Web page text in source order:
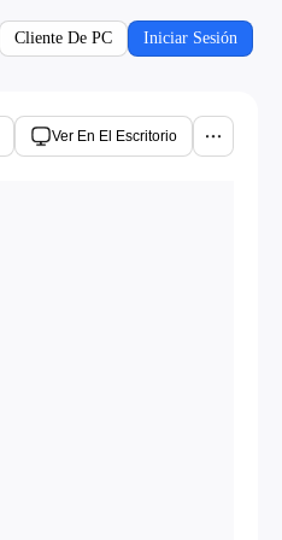
Cliente De PC Iniciar Sesión
Ver En El Escritorio